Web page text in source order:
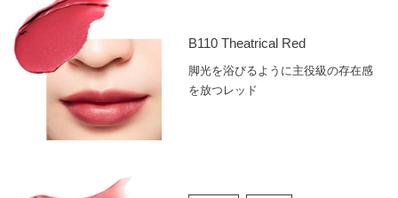
B110 Theatrical Red
脚光を浴びるように主役級の存在感
を放つレッド